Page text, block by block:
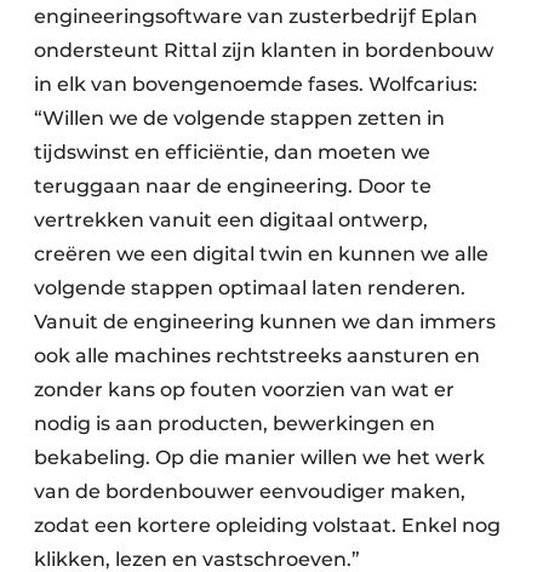
engineeringsoftware van zusterbedrijf Eplan
ondersteunt Rittal zijn klanten in bordenbouw
in elk van bovengenoemde fases. Wolfcarius:
“Willen we de volgende stappen zetten in
tijdswinst en efficiëntie, dan moeten we
teruggaan naar de engineering. Door te
vertrekken vanuit een digitaal ontwerp,
creëren we een digital twin en kunnen we alle
volgende stappen optimaal laten renderen.
Vanuit de engineering kunnen we dan immers
ook alle machines rechtstreeks aansturen en
zonder kans op fouten voorzien van wat er
nodig is aan producten, bewerkingen en
bekabeling. Op die manier willen we het werk
van de bordenbouwer eenvoudiger maken,
zodat een kortere opleiding volstaat. Enkel nog
klikken, lezen en vastschroeven.”